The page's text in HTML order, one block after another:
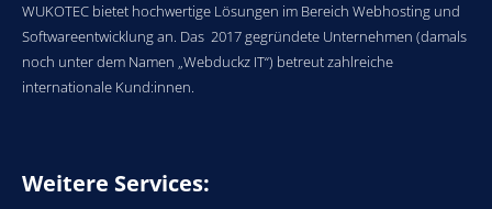
WUKOTEC bietet hochwertige Lösungen im Bereich Webhosting und
Softwareentwicklung an. Das 2017 gegründete Unternehmen (damals
noch unter dem Namen „Webduckz IT“) betreut zahlreiche
internationale Kund:innen.
Weitere Services: